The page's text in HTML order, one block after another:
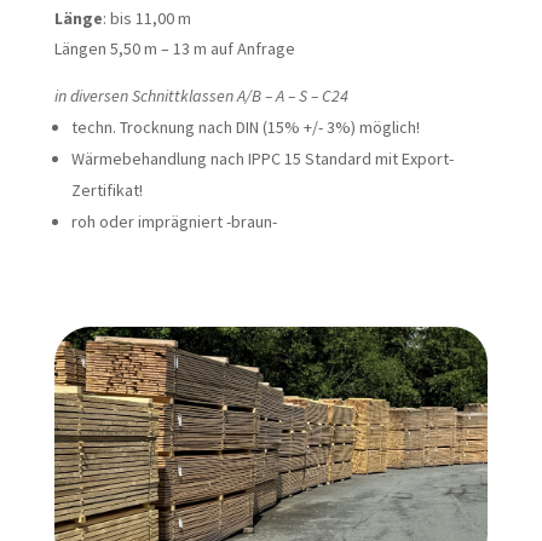
Länge: bis 11,00 m
Längen 5,50 m – 13 m auf Anfrage
in diversen Schnittklassen A/B – A – S – C24
techn. Trocknung nach DIN (15% +/- 3%) möglich!
Wärmebehandlung nach IPPC 15 Standard mit Export-
Zertifikat!
roh oder imprägniert -braun-